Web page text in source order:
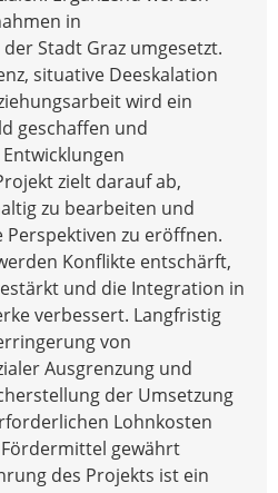
in
Stadt Graz umgesetzt.
situative Deeskalation
wird ein
geschaffen und
zielt darauf ab,
zu bearbeiten und
zu eröffnen.
Konflikte entschärft,
und die Integration in
verbessert. Langfristig
von
Ausgrenzung und
der Umsetzung
Lohnkosten
gewährt
des Projekts ist ein